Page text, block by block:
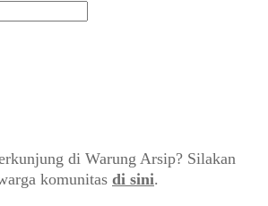
di Warung Arsip? Silakan
komunitas di sini.